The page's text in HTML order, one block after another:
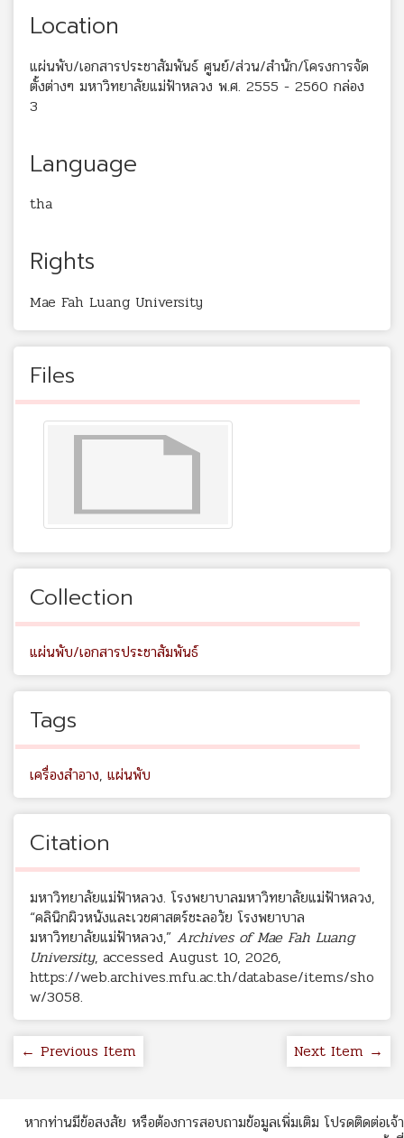
Location
แผ่นพับ/เอกสารประชาสัมพันธ์ ศูนย์/ส่วน/สำนัก/โครงการจัด
ตั้งต่างๆ มหาวิทยาลัยแม่ฟ้าหลวง พ.ศ. 2555 - 2560 กล่อง
3
Language
tha
Rights
Mae Fah Luang University
Files
Collection
แผ่นพับ/เอกสารประชาสัมพันธ์
Tags
เครื่องสำอาง, แผ่นพับ
Citation
มหาวิทยาลัยแม่ฟ้าหลวง. โรงพยาบาลมหาวิทยาลัยแม่ฟ้าหลวง,
“คลินิกผิวหนังและเวชศาสตร์ชะลอวัย โรงพยาบาล
มหาวิทยาลัยแม่ฟ้าหลวง,” Archives of Mae Fah Luang
University, accessed August 10, 2026,
https://web.archives.mfu.ac.th/database/items/sho
w/3058.
← Previous Item Next Item →
หากท่านมีข้อสงสัย หรือต้องการสอบถามข้อมูลเพิ่มเติม โปรดติดต่อเจ้า